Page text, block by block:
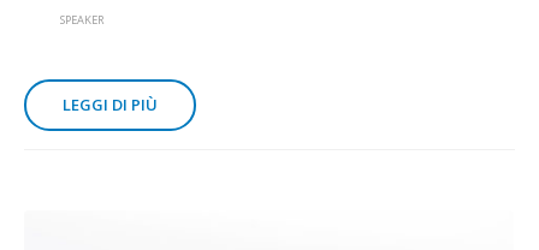
SPEAKER
LEGGI DI PIÙ